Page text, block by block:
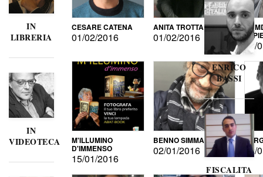
IN
LIBRERIA
IN
VIDEOTECA
CESARE CATENA
01/02/2016
ANITA TROTTA
01/02/2016 DI
15/
M'ILLUMINO
D'IMMENSO
15/01/2016
BENNO SIMMA
02/01/2016
ENRICO
BASSI
FISCALITA